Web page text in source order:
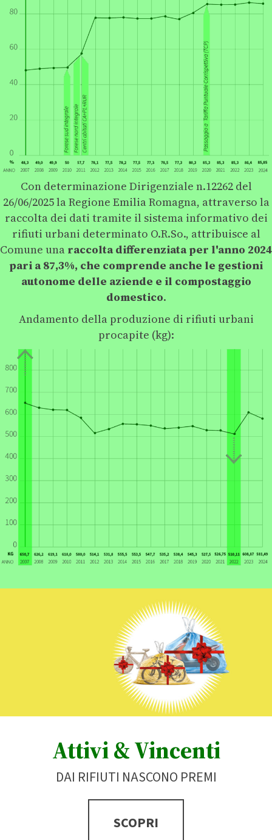
Con determinazione Dirigenziale n.12262 del
26/06/2025 la Regione Emilia Romagna, attraverso la
raccolta dei dati tramite il sistema informativo dei
rifiuti urbani determinato O.R.So., attribuisce al
Comune una raccolta differenziata per l'anno 2024
pari a 87,3%, che comprende anche le gestioni
autonome delle aziende e il compostaggio
domestico.
Andamento della produzione di rifiuti urbani
procapite (kg):
Attivi & Vincenti
DAI RIFIUTI NASCONO PREMI
SCOPRI